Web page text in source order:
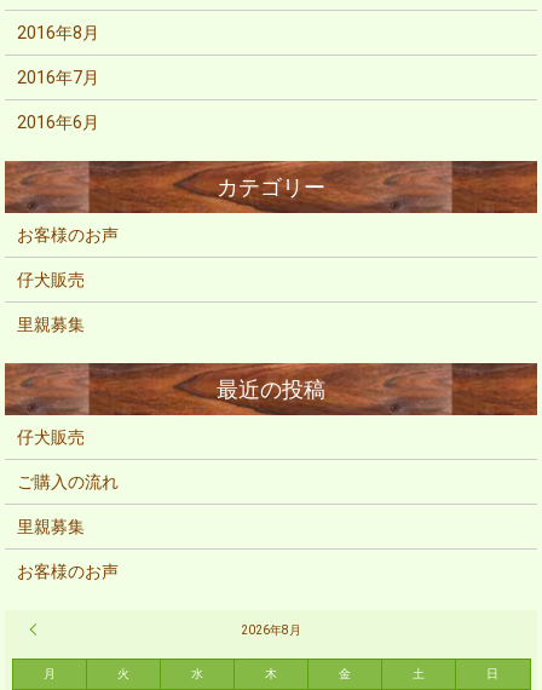
2016年8月
2016年7月
2016年6月
お客様のお声
仔犬販売
里親募集
仔犬販売
ご購入の流れ
里親募集
お客様のお声
2026年8月
月 火 水 木 金 土 日